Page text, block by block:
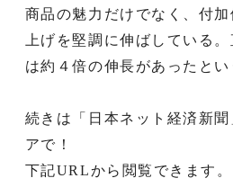
商品の魅力だけでなく、付
上げを堅調に伸ばしている
は約４倍の伸長があったとい
続きは「日本ネット経済新
アで！
下記URLから閲覧できます。